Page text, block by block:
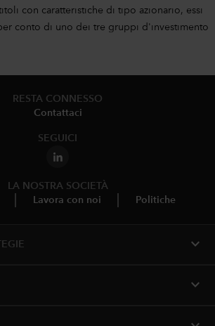
con caratteristiche di tipo azionario, essi
conto di uno dei tre gruppi d'investimento
RESTA CONNESSO
Contattaci
SEGUICI
LA NOSTRA SOCIETÀ
Lavora con noi Politiche
expand_more
expand_more